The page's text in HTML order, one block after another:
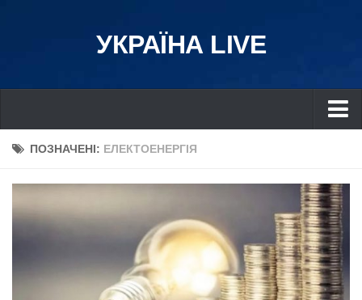
УКРАЇНА LIVE
Україна
Львів
ПОЗНАЧЕНІ: ЕЛЕКТОЕНЕРГІЯ